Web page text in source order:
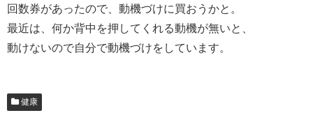
回数券があったので、動機づけに買おうかと。
最近は、何か背中を押してくれる動機が無いと、
動けないので自分で動機づけをしています。
健康